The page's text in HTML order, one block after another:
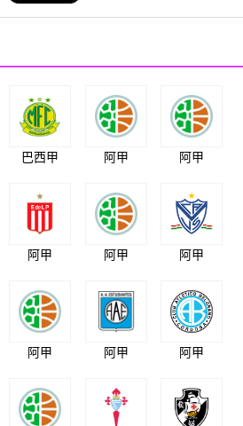
巴西甲 阿甲 阿甲
阿甲 阿甲 阿甲
阿甲 阿甲 阿甲